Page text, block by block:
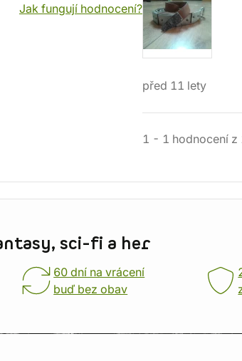
Jak fungují hodnocení?
před 11 lety
1 - 1 hodnocení z
sci-fi a her
60 dní na vrácení
buď bez obav